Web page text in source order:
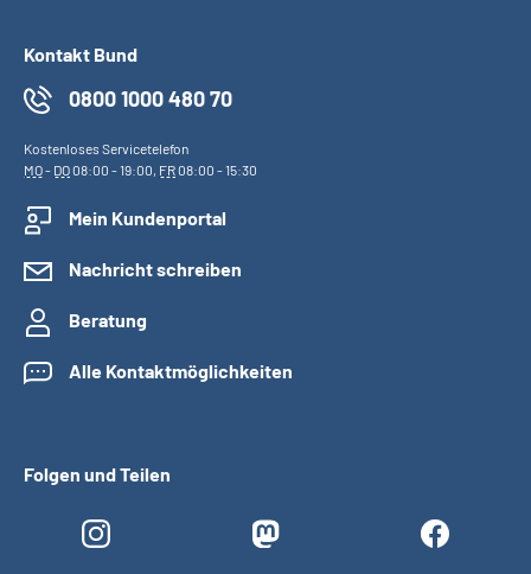
Kontakt Bund
0800 1000 480 70
Kostenloses Servicetelefon
MO- DO08:00 - 19:00, FR08:00 - 15:30
Mein Kundenportal
Nachricht schreiben
Beratung
Alle Kontaktmöglichkeiten
Folgen und Teilen